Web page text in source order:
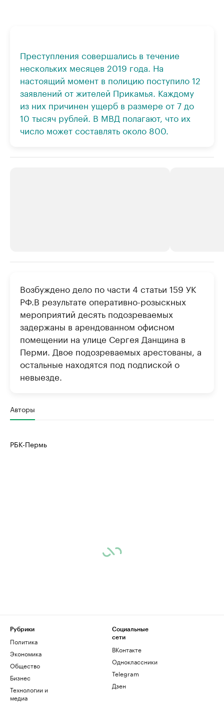
Преступления совершались в течение
нескольких месяцев 2019 года. На
настоящий момент в полицию поступило 12
заявлений от жителей Прикамья. Каждому
из них причинен ущерб в размере от 7 до
10 тысяч рублей. В МВД полагают, что их
число может составлять около 800.
Крупнейшие производители и
продавцы медийной продукции
Ознакомьтесь с информацией в каталоге
Страховые
Посмотрите в
Возбуждено дело по части 4 статьи 159 УК
РФ.В результате оперативно-розыскных
мероприятий десять подозреваемых
задержаны в арендованном офисном
помещении на улице Сергея Данщина в
Перми. Двое подозреваемых арестованы, а
остальные находятся под подпиской о
невыезде.
Авторы
РБК-Пермь
Рубрики
Политика
Экономика
Общество
Бизнес
Технологии и
медиа
Социальные
сети
ВКонтакте
Одноклассники
Telegram
Дзен